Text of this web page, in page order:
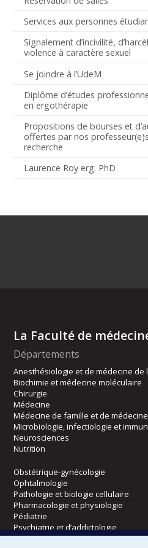
Services aux personnes
Signalement d’incivilité,
violence à caractère sexuel
Se joindre à l’UdeM
Diplôme d’études
en ergothérapie
Propositions de bourses et
offertes par nos
recherche
Laurence Roy erg. PhD
La Faculté de
Départements
Anesthésiologie et de médecine de
Biochimie et médecine moléculaire
Chirurgie
Médecine
Médecine de famille et de médecine
Microbiologie, infectiologie et
Neurosciences
Nutrition
Obstétrique-gynécologie
Ophtalmologie
Pathologie et biologie cellulaire
Pharmacologie et physiologie
Pédiatrie
Psychiatrie et d’addictologie
Radiologie, radio-oncologie et